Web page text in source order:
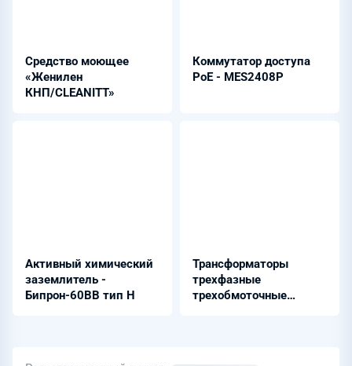
Средство моющее
«Женилен
КНП/CLEANITT»
Коммутатор доступа
PoE - MES2408P
Активный химический
заземлитель -
Бипрон-60ВВ тип Н
Трансформаторы
трехфазные
трехобмоточные